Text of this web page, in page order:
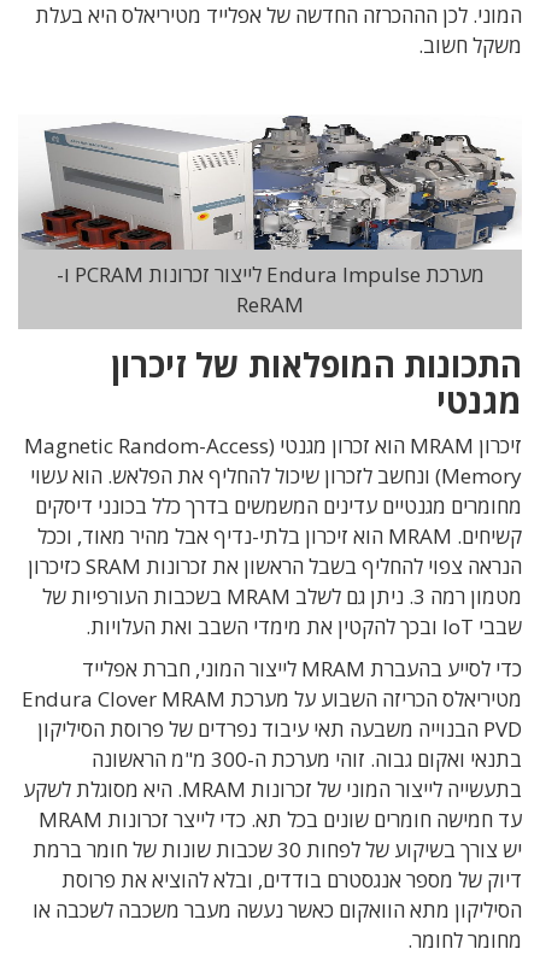
המוני. לכן הההכרזה החדשה של אפלייד מטיריאלס היא בעלת
משקל חשוב.
מערכת Endura Impulse לייצור זכרונות PCRAM ו-
ReRAM
התכונות המופלאות של זיכרון
מגנטי
זיכרון MRAM הוא זכרון מגנטי (Magnetic Random-Access
Memory) ונחשב לזכרון שיכול להחליף את הפלאש. הוא עשוי
מחומרים מגנטיים עדינים המשמשים בדרך כלל בכונני דיסקים
קשיחים. MRAM הוא זיכרון בלתי-נדיף אבל מהיר מאוד, וככל
הנראה צפוי להחליף בשבל הראשון את זכרונות SRAM כזיכרון
מטמון רמה 3. ניתן גם לשלב MRAM בשכבות העורפיות של
שבבי IoT ובכך להקטין את מימדי השבב ואת העלויות.
כדי לסייע בהעברת MRAM לייצור המוני, חברת אפלייד
מטיריאלס הכריזה השבוע על מערכת Endura Clover MRAM
PVD הבנוייה משבעה תאי עיבוד נפרדים של פרוסת הסיליקון
בתנאי ואקום גבוה. זוהי מערכת ה-300 מ"מ הראשונה
בתעשייה לייצור המוני של זכרונות MRAM. היא מסוגלת לשקע
עד חמישה חומרים שונים בכל תא. כדי לייצר זכרונות MRAM
יש צורך בשיקוע של לפחות 30 שכבות שונות של חומר ברמת
דיוק של מספר אנגסטרם בודדים, ובלא להוציא את פרוסת
הסיליקון מתא הוואקום כאשר נעשה מעבר משכבה לשכבה או
מחומר לחומר.